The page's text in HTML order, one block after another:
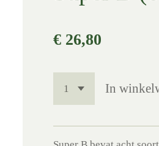
€ 26,80
In